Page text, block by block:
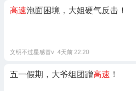
高速泡面困境，大姐硬气反击！
文明不过星感冒v 4天前 22:20
五一假期，大爷组团蹭高速 ！